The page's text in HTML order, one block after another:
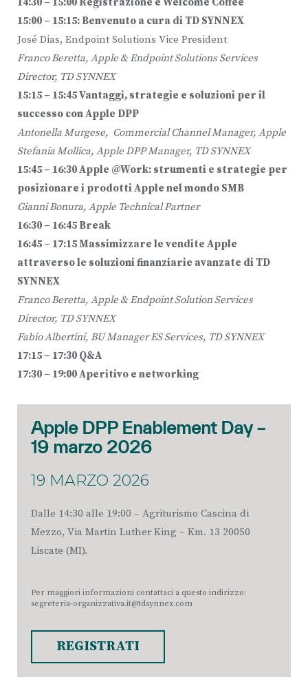
15:00 – 15:15: Benvenuto a cura di TD SYNNEX
José Dias, Endpoint Solutions Vice President
Franco Beretta, Apple & Endpoint Solutions Services
Director, TD SYNNEX
15:15 – 15:45 Vantaggi, strategie e soluzioni per il
successo con Apple DPP
Antonella Murgese, Commercial Channel Manager, Apple
Stefania Mollica, Apple DPP Manager, TD SYNNEX
15:45 – 16:30 Apple @Work: strumenti e strategie per
posizionare i prodotti Apple nel mondo SMB
Gianni Bonura, Apple Technical Partner
16:30 – 16:45 Break
16:45 – 17:15 Massimizzare le vendite Apple
attraverso le soluzioni finanziarie avanzate di TD
SYNNEX
Franco Beretta, Apple & Endpoint Solution Services
Director, TD SYNNEX
Fabio Albertini, BU Manager ES Services, TD SYNNEX
17:15 – 17:30 Q&A
17:30 – 19:00 Aperitivo e networking
Apple DPP Enablement Day –
19 marzo 2026
19 MARZO 2026
Dalle 14:30 alle 19:00 – Agriturismo Cascina di
Mezzo, Via Martin Luther King – Km. 13 20050
Liscate (MI).
Per maggiori informazioni contattaci a questo indirizzo:
segreteria-organizzativa.it@tdsynnex.com
REGISTRATI